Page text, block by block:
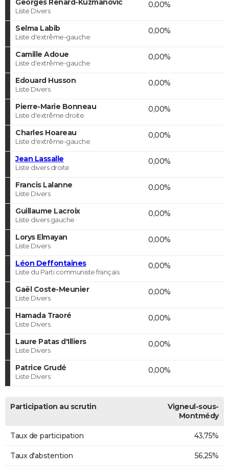
Georges Renard-Kuzmanovic
Liste Divers
0,00%
Selma Labib
Liste d'extrême-gauche
0,00%
Camille Adoue
Liste d'extrême-gauche
0,00%
Edouard Husson
Liste Divers
0,00%
Pierre-Marie Bonneau
Liste d'extrême droite
0,00%
Charles Hoareau
Liste d'extrême-gauche
0,00%
Jean Lassalle
Liste divers droite
0,00%
Francis Lalanne
Liste Divers
0,00%
Guillaume Lacroix
Liste divers gauche
0,00%
Lorys Elmayan
Liste Divers
0,00%
Léon Deffontaines
Liste du Parti communiste français
0,00%
Gaël Coste-Meunier
Liste Divers
0,00%
Hamada Traoré
Liste Divers
0,00%
Laure Patas d'Illiers
Liste Divers
0,00%
Patrice Grudé
Liste Divers
0,00%
Participation au scrutin
Vigneul-sous-
Montmédy
Taux de participation 43,75%
Taux d'abstention 56,25%